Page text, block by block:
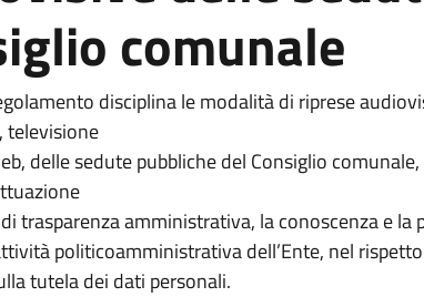
comunale
disciplina le modalità di riprese
televisione
delle sedute pubbliche del Consiglio
trasparenza amministrativa, la conoscenza e la
politicoamministrativa dell’Ente, nel
tutela dei dati personali.